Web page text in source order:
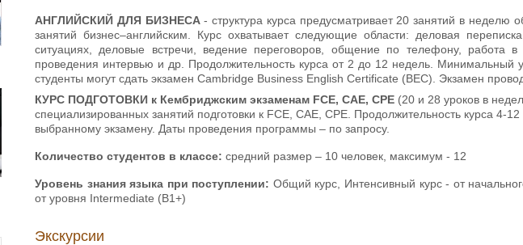
АНГЛИЙСКИЙ ДЛЯ БИЗНЕСА- структура курса предусматривает 20 занятий в
занятий бизнес–английским. Курс охватывает следующие области: деловая
ситуациях, деловые встречи, ведение переговоров, общение по телефону, работа
проведения интервью и др. Продолжительность курса от 2 до 12 недель. Минимальный
студенты могут сдать экзамен Cambridge Business English Certificate (BEC). Экзамен
КУРС ПОДГОТОВКИ к Кембриджским экзаменам FCE, CAE, CPE (20 и 28 уроков в
специализированных занятий подготовки к FCE, CAE, CPE. Продолжительность курса 4-
выбранному экзамену. Даты проведения программы – по запросу.
Количество студентов в классе: средний размер – 10 человек, максимум - 12
Уровень знания языка при поступлении: Общий курс, Интенсивный курс - от
от уровня Intermediate (В1+)
Экскурсии